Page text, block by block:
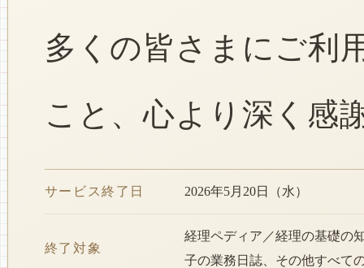
多くの皆さまにご利
こと、心より深く感
サービス終了日 2026年5月20日（水）
終了対象
経理ペディア／経理の基礎の
子の業務日誌、その他すべて